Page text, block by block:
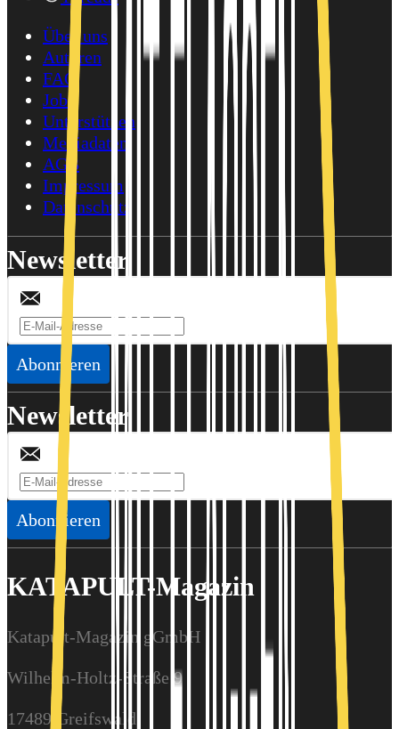
Über uns
Autoren
FAQ
Jobs
Unterstützen
Mediadaten
AGB
Impressum
Datenschutz
Newsletter
Abonnieren
Newsletter
Abonnieren
KATAPULT-Magazin
Katapult-Magazin gGmbH
Wilhelm-Holtz-Straße 9
17489 Greifswald